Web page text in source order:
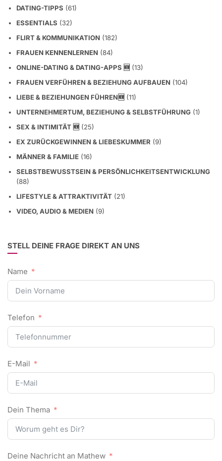
DATING-TIPPS (61)
ESSENTIALS (32)
FLIRT & KOMMUNIKATION (182)
FRAUEN KENNENLERNEN (84)
ONLINE-DATING & DATING-APPS 🆕 (13)
FRAUEN VERFÜHREN & BEZIEHUNG AUFBAUEN (104)
LIEBE & BEZIEHUNGEN FÜHREN🆕 (11)
UNTERNEHMERTUM, BEZIEHUNG & SELBSTFÜHRUNG (1)
SEX & INTIMITÄT 🆕 (25)
EX ZURÜCKGEWINNEN & LIEBESKUMMER (9)
MÄNNER & FAMILIE (16)
SELBSTBEWUSSTSEIN & PERSÖNLICHKEITSENTWICKLUNG
(88)
LIFESTYLE & ATTRAKTIVITÄT (21)
VIDEO, AUDIO & MEDIEN (9)
STELL DEINE FRAGE DIREKT AN UNS
Name
Telefon
E-Mail
Dein Thema
Deine Nachricht an Mathew